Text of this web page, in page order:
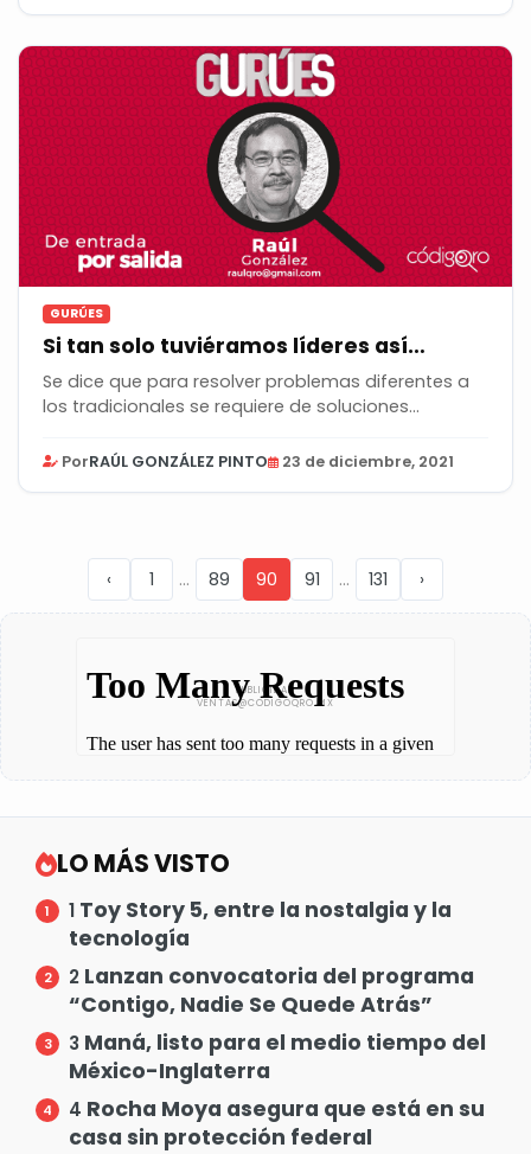
GURÚES
Si tan solo tuviéramos líderes así…
Se dice que para resolver problemas diferentes a
los tradicionales se requiere de soluciones...
PorRAÚL GONZÁLEZ PINTO 23 de diciembre, 2021
‹ 1 ... 89 90 91 ... 131 ›
LO MÁS VISTO
1 Toy Story 5, entre la nostalgia y la
tecnología
2 Lanzan convocatoria del programa
“Contigo, Nadie Se Quede Atrás”
3 Maná, listo para el medio tiempo del
México-Inglaterra
4 Rocha Moya asegura que está en su
casa sin protección federal